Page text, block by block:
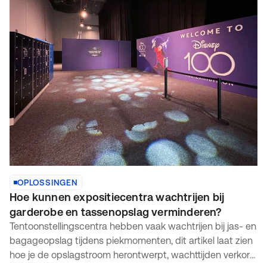
OPLOSSINGEN
Hoe kunnen expositiecentra wachtrijen bij
garderobe en tassenopslag verminderen?
Tentoonstellingscentra hebben vaak wachtrijen bij jas- en
bagageopslag tijdens piekmomenten, dit artikel laat zien
hoe je de opslagstroom herontwerpt, wachttijden verkort